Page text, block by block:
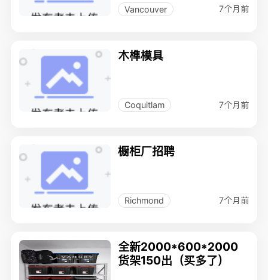
Vancouver 7个月前
木榫模具
Coquitlam 7个月前
橱柜厂招聘
Richmond 7个月前
全新2000*600*2000
货架150出（买多了）